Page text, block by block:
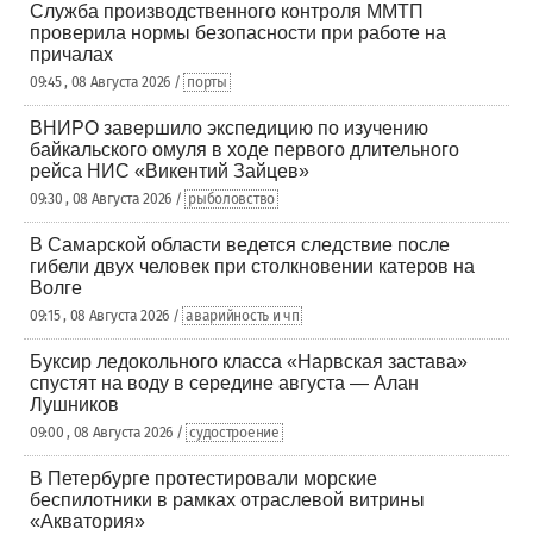
Служба производственного контроля ММТП
проверила нормы безопасности при работе на
причалах
09:45 , 08 Августа 2026 / порты
ВНИРО завершило экспедицию по изучению
байкальского омуля в ходе первого длительного
рейса НИС «Викентий Зайцев»
09:30 , 08 Августа 2026 / рыболовство
В Самарской области ведется следствие после
гибели двух человек при столкновении катеров на
Волге
09:15 , 08 Августа 2026 / аварийность и чп
Буксир ледокольного класса «Нарвская застава»
спустят на воду в середине августа — Алан
Лушников
09:00 , 08 Августа 2026 / судостроение
В Петербурге протестировали морские
беспилотники в рамках отраслевой витрины
«Акватория»